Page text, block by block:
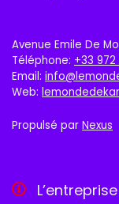
Avenue Emile De
Téléphone: +33 972
Email:
Web:
Propulsé par Nexus
L’entreprise